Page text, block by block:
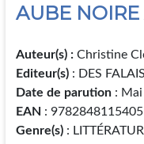
AUBE NOIRE
Auteur(s) :Christine
Editeur(s) : DES
Date de parution: Mai
EAN : 9782848115405
Genre(s):